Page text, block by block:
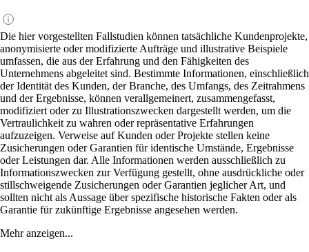
Die hier vorgestellten Fallstudien können tatsächliche Kundenprojekte,
anonymisierte oder modifizierte Aufträge und illustrative Beispiele
umfassen, die aus der Erfahrung und den Fähigkeiten des
Unternehmens abgeleitet sind. Bestimmte Informationen, einschließlich
der Identität des Kunden, der Branche, des Umfangs, des Zeitrahmens
und der Ergebnisse, können verallgemeinert, zusammengefasst,
modifiziert oder zu Illustrationszwecken dargestellt werden, um die
Vertraulichkeit zu wahren oder repräsentative Erfahrungen
aufzuzeigen. Verweise auf Kunden oder Projekte stellen keine
Zusicherungen oder Garantien für identische Umstände, Ergebnisse
oder Leistungen dar. Alle Informationen werden ausschließlich zu
Informationszwecken zur Verfügung gestellt, ohne ausdrückliche oder
stillschweigende Zusicherungen oder Garantien jeglicher Art, und
sollten nicht als Aussage über spezifische historische Fakten oder als
Garantie für zukünftige Ergebnisse angesehen werden.
Mehr anzeigen...